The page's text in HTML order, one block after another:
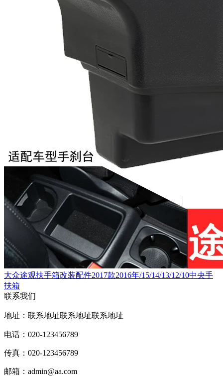
大众途观扶手箱改装配件2017款2016年/15/14/13/12/10中央手
扶箱
联系我们
地址：联系地址联系地址联系地址
电话：020-123456789
传真：020-123456789
邮箱： admin@aa.com